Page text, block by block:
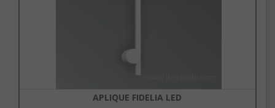
APLIQUE FIDELIA LED